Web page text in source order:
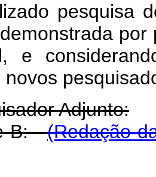
pesquisa
e
Adjunto:
B:(Redação